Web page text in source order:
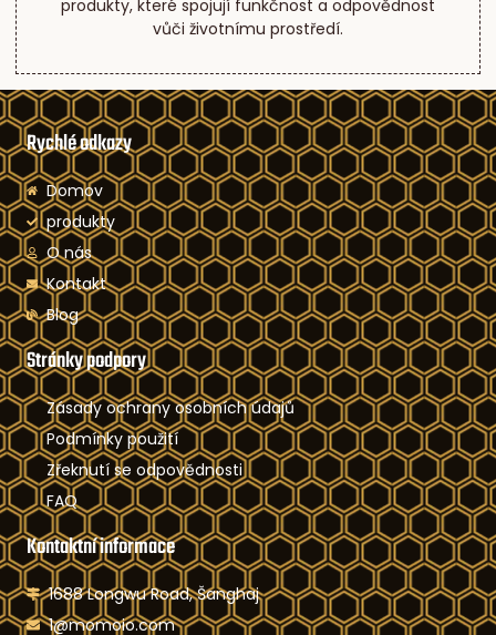
produkty, které spojují funkčnost a odpovědnost
vůči životnímu prostředí.
Rychlé odkazy
Domov
produkty
O nás
Kontakt
Blog
Stránky podpory
Zásady ochrany osobních údajů
Podmínky použití
Zřeknutí se odpovědnosti
FAQ
Kontaktní informace
1688 Longwu Road, Šanghaj
1@momoio.com